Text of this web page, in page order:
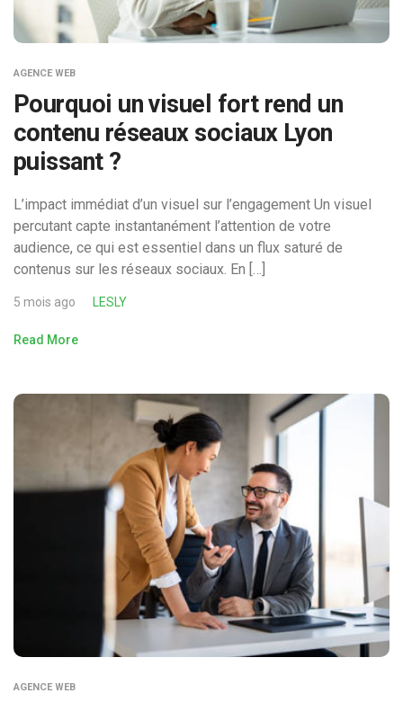
AGENCE WEB
Pourquoi un visuel fort rend un
contenu réseaux sociaux Lyon
puissant ?
L’impact immédiat d’un visuel sur l’engagement Un visuel
percutant capte instantanément l’attention de votre
audience, ce qui est essentiel dans un flux saturé de
contenus sur les réseaux sociaux. En […]
5 mois ago LESLY
Read More
AGENCE WEB